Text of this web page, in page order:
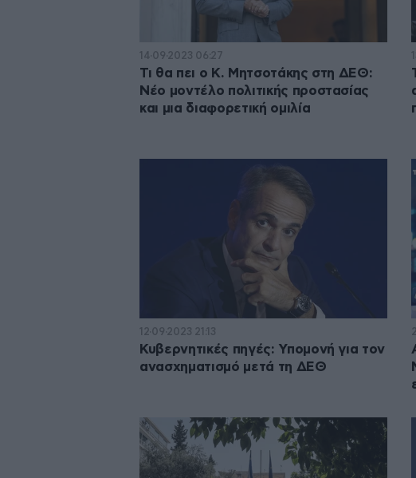
14·09·2023 06:27
Τι θα πει ο Κ. Μητσοτάκης στη ΔΕΘ:
Νέο μοντέλο πολιτικής προστασίας
και μια διαφορετική ομιλία
12·09·2023 21:13
Κυβερνητικές πηγές: Υπομονή για τον
ανασχηματισμό μετά τη ΔΕΘ